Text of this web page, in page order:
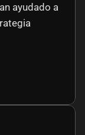
ayudado a